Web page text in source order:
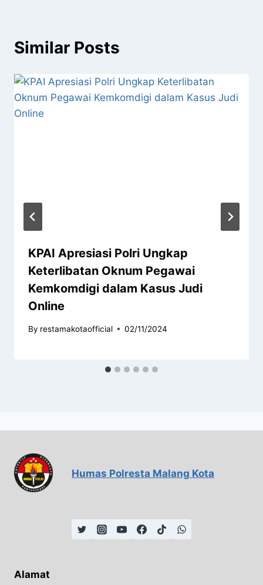
Similar Posts
KPAI Apresiasi Polri Ungkap
Keterlibatan Oknum Pegawai
Kemkomdigi dalam Kasus Judi
Online
By restamakotaofficial 02/11/2024
Humas Polresta Malang Kota
Alamat